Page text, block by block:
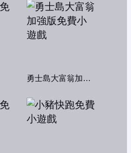
勇士島大富翁加強版